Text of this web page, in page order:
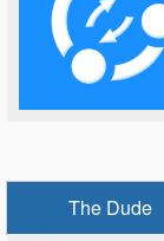
The Dude